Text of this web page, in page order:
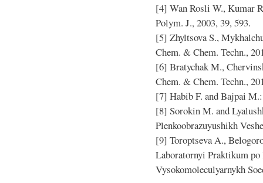
[4] Wan Rosli W., Kumar
Polym. J., 2003, 39, 593.
[5] Zhyltsova S.,
Chem. & Chem. Techn.,
[6] Bratychak M.,
Chem. & Chem. Techn.,
[7] Habib F. and Bajpai
[8] Sorokin M. and
Plenkoobrazuyushikh
[9] Toroptseva A.,
Laboratornyi Praktikum
Vysokomoleculyarnykh